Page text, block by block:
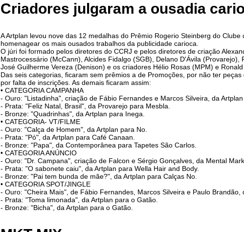
Criadores julgaram a ousadia
A Artplan levou nove das 12 medalhas do Prêmio Rogerio Steinberg do
homenagear os mais ousados trabalhos da publicidade carioca.
O júri foi formado pelos diretores do CCRJ e pelos diretores de criação
Mastrocessário (McCann), Alcides Fidalgo (SGB), Delano D'Ávila (Provarejo),
José Guilherme Vereza (Denison) e os criadores Hélio Rosas (MPM) e Ronald
Das seis categorias, ficaram sem prêmios a de Promoções, por não ter
por falta de inscrições. As demais ficaram assim:
• CATEGORIA CAMPANHA
- Ouro: "Listadinha", criação de Fábio Fernandes e Marcos Silveira, da Artplan
- Prata: "Feliz Natal, Brasil", da Provarejo para Mesbla.
- Bronze: "Quadrinhas", da Artplan para Inega.
• CATEGORIA- VT/FILME
- Ouro: "Calça de Homem", da Artplan para No.
- Prata: "Pó", da Artplan para Café Canaan.
- Bronze: "Papa", da Contemporânea para Tapetes São Carlos.
• CATEGORIA ANÚNCIO
- Ouro: "Dr. Campana", criação de Falcon e Sérgio Gonçalves, da Mental
- Prata: "O sabonete caiu", da Artplan para Wella Hair and Body.
- Bronze: "Pai tem bunda de mãe?", da Artplan para Calças No.
• CATEGORIA SPOT/JINGLE
- Ouro: "Cheira Mais", de Fábio Fernandes, Marcos Silveira e Paulo Brandão,
- Prata: "Toma limonada", da Artplan para o Gatão.
- Bronze: "Bicha", da Artplan para o Gatão.